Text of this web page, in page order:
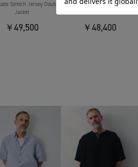
Stretch Jersey Double
Jacket
￥49,500
Light Matte Stretch Jersey Shape
￥48,400